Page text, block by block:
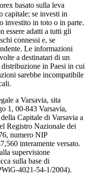
basato sulla leva
capitale; se investi in
investito in toto o in parte.
essere adatti a tutti gli
connessi e, se
Le informazioni
a destinatari di un
in Paesi in cui
sarebbe incompatibile
a Varsavia, sita
1, 00-843 Varsavia,
Capitale di Varsavia a
Registro Nazionale dei
numero NIP
interamente versato.
supervisione
sulla base di
4021-54-1/2004).